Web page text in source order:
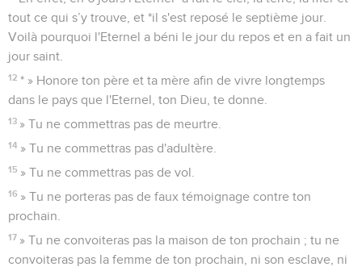
tout ce qui s’y trouve, et *il s'est reposé le septième jour.
Voilà pourquoi l'Eternel a béni le jour du repos et en a fait un
jour saint.
12 * » Honore ton père et ta mère afin de vivre longtemps
dans le pays que l'Eternel, ton Dieu, te donne.
13 » Tu ne commettras pas de meurtre.
14 » Tu ne commettras pas d'adultère.
15 » Tu ne commettras pas de vol.
16 » Tu ne porteras pas de faux témoignage contre ton
prochain.
17 » Tu ne convoiteras pas la maison de ton prochain ; tu ne
convoiteras pas la femme de ton prochain, ni son esclave, ni